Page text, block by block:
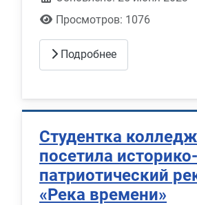
Просмотров: 1076
Подробнее
Студентка
посетила историко-
патриотический
«Река времени»